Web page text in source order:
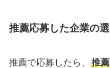
推薦応募した企業の
推薦で応募したら、 推